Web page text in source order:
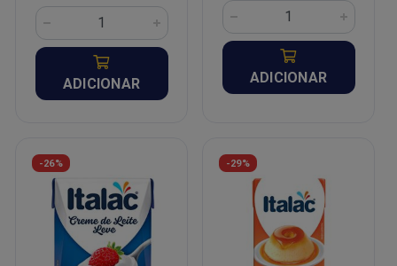
ADICIONAR ADICIONAR
-26% -29%